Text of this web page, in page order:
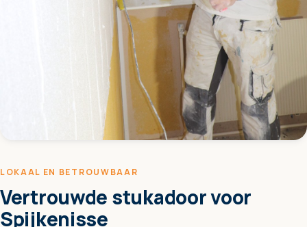
LOKAAL EN BETROUWBAAR
Vertrouwde stukadoor voor
Spijkenisse